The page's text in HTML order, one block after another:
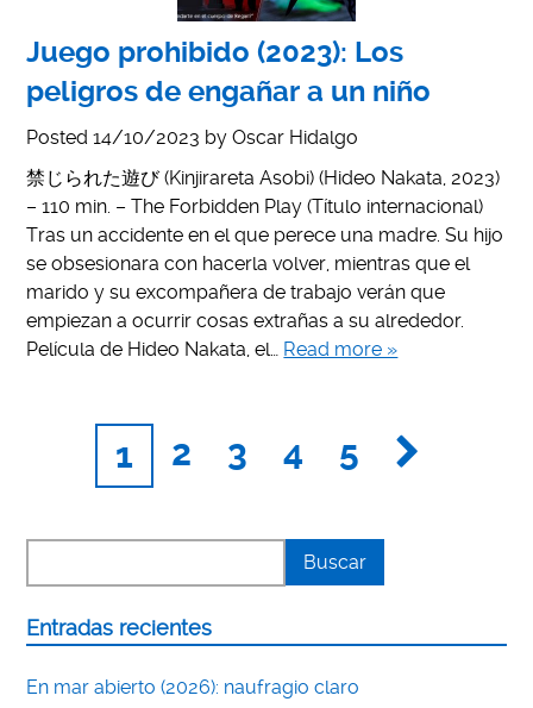
Juego prohibido (2023): Los
peligros de engañar a un niño
Posted14/10/2023 byOscar Hidalgo
禁じられた遊び (Kinjirareta Asobi) (Hideo Nakata, 2023)
– 110 min. – The Forbidden Play (Título internacional)
Tras un accidente en el que perece una madre. Su hijo
se obsesionara con hacerla volver, mientras que el
marido y su excompañera de trabajo verán que
empiezan a ocurrir cosas extrañas a su alrededor.
Película de Hideo Nakata, el… Read more »
1 2 3 4 5
Entradas recientes
En mar abierto (2026): naufragio claro